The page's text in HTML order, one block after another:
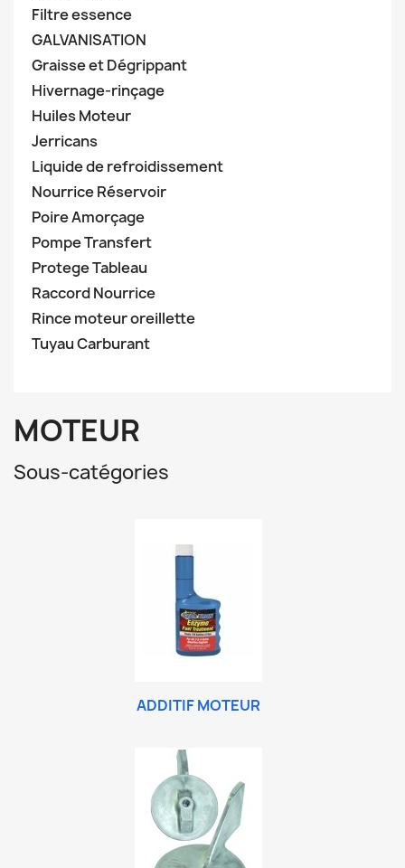
Filtre essence
GALVANISATION
Graisse et Dégrippant
Hivernage-rinçage
Huiles Moteur
Jerricans
Liquide de refroidissement
Nourrice Réservoir
Poire Amorçage
Pompe Transfert
Protege Tableau
Raccord Nourrice
Rince moteur oreillette
Tuyau Carburant
MOTEUR
Sous-catégories
ADDITIF MOTEUR